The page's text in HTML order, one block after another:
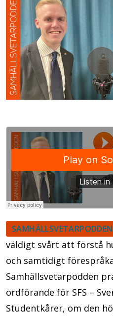
SAMHÄLLSVETARPODDEN
väldigt svårt att förstå
och samtidigt
Samhällsvetarpodden
ordförande för SFS –
Studentkårer, om den